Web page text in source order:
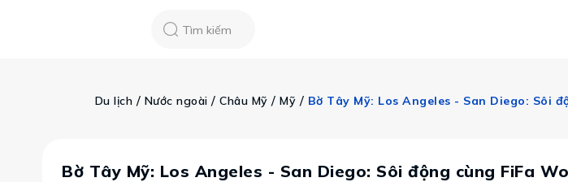
Tìm kiếm
Tin tức Hành trình Caravan
Du lịch / Nước ngoài / Châu Mỹ / Mỹ /
Bờ Tây Mỹ: Los Angeles - San Diego: Sôi động cùng FiFa